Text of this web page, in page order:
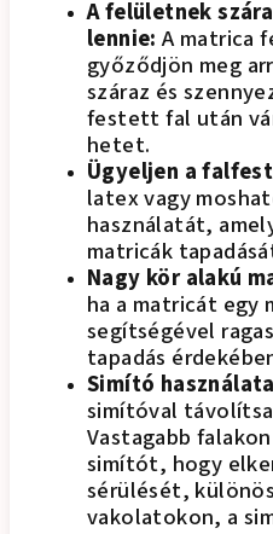
A felületnek
lennie:A matrica
győződjön meg
száraz és
festett fal után
hetet.
Ügyeljen a
latex vagy
használatát,
matricák
Nagy kör alakú
ha a matricát egy
segítségével
tapadás
Simító
simítóval
Vastagabb
simítót, hogy
sérülését,
vakolatokon, a